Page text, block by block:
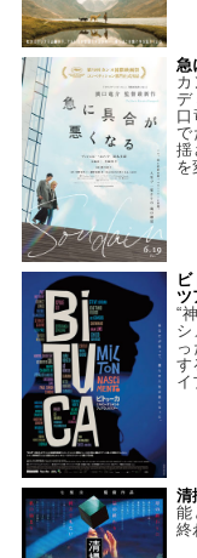
急
カ
デ
口
で
揺
を
“
シ
す
イ
清
能
終